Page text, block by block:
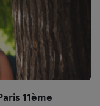
11ème